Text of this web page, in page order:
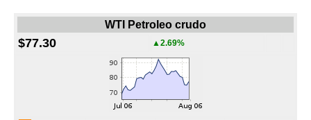
WTI Petroleo crudo
$77.30 ▲2.69%